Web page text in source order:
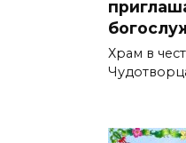
Храм в